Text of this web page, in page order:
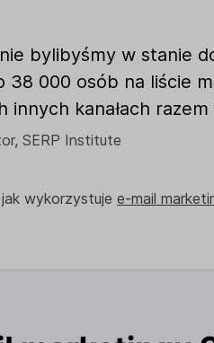
bylibyśmy w stanie
38 000 osób na liście
innych kanałach
SERP Institute
wykorzystuje e-mail